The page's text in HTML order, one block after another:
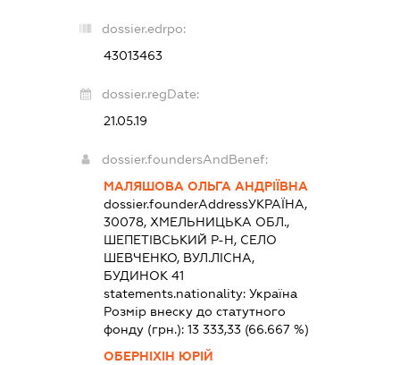
dossier.edrpo:
43013463
dossier.regDate:
21.05.19
dossier.foundersAndBenef:
МАЛЯШОВА ОЛЬГА АНДРІЇВНА
dossier.founderAddressУКРАЇНА,
30078, ХМЕЛЬНИЦЬКА ОБЛ.,
ШЕПЕТІВСЬКИЙ Р-Н, СЕЛО
ШЕВЧЕНКО, ВУЛ.ЛІСНА,
БУДИНОК 41
statements.nationality: Україна
Розмір внеску до статутного
фонду (грн.): 13 333,33(66.667 %)
ОБЕРНІХІН ЮРІЙ